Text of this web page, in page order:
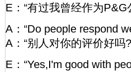
E：“有过我曾经作为
A：“Do people respond
A：“别人对你的评价好吗
E：“Yes,I'm good with